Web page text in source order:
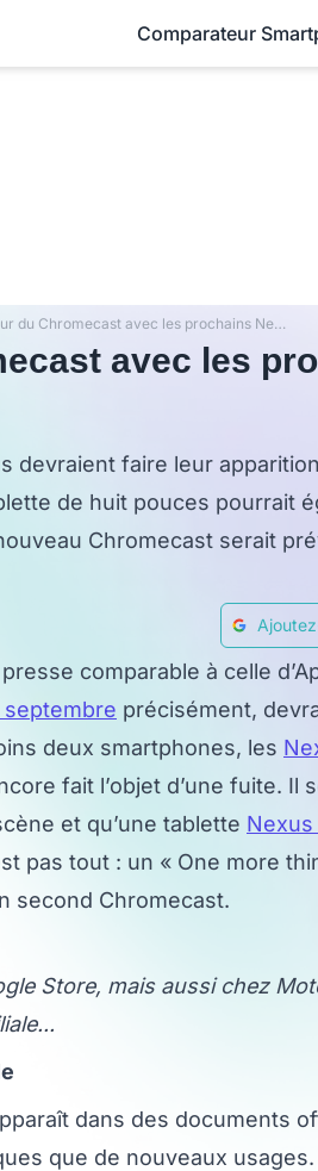
Comparateur
Une mise à jour du Chromecast avec les prochains Nexus ?
avec les
faire leur apparition
de huit pouces pourrait
Chromecast serait
comparable à celle
septembre précisément,
deux smartphones, les
fait l’objet d’une fuite. Il
et qu’une tablette Nexus
pas tout : un « One more
second Chromecast.
Store, mais aussi chez
dans des documents
que de nouveaux